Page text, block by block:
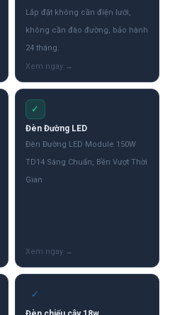
Lắp đặt không cần điện lưới,
không cần đào đường, bảo hành
24 tháng.
✓
Đèn Đường LED
Đèn Đường LED Module 150W
TD14 Sáng Chuẩn, Bền Vượt Thời
Gian
✓